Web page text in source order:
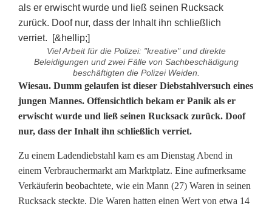
Viel Arbeit für die Polizei: "kreative" und direkte
Beleidigungen und zwei Fälle von Sachbeschädigung
beschäftigten die Polizei Weiden.
D
u
m
m
g
e
Wiesau. Dumm gelaufen ist dieser Diebstahlversuch eines
jungen Mannes. Offensichtlich bekam er Panik als er
erwischt wurde und ließ seinen Rucksack zurück. Doof
nur, dass der Inhalt ihn schließlich verriet.
Zu einem Ladendiebstahl kam es am Dienstag Abend in
einem Verbrauchermarkt am Marktplatz. Eine aufmerksame
Verkäuferin beobachtete, wie ein Mann (27) Waren in seinen
Rucksack steckte. Die Waren hatten einen Wert von etwa 14